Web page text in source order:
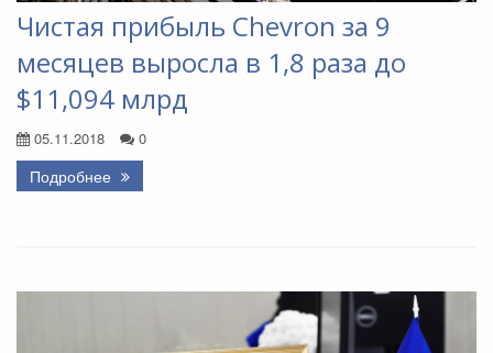
Чистая прибыль Chevron за 9
месяцев выросла в 1,8 раза до
$11,094 млрд
05.11.2018 0
Подробнее